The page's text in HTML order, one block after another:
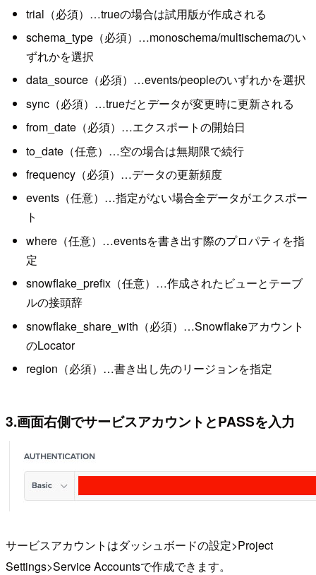
trial（必須）…trueの場合は試用版が作成される
schema_type（必須）…monoschema/multischemaのい
ずれかを選択
data_source（必須）…events/peopleのいずれかを選択
sync（必須）…trueだとデータが変更時に更新される
from_date（必須）…エクスポートの開始日
to_date（任意）…空の場合は無期限で続行
frequency（必須）…データの更新頻度
events（任意）…指定がない場合全データがエクスポー
ト
where（任意）…eventsを書き出す際のプロパティを指
定
snowflake_prefix（任意）…作成されたビューとテーブ
ルの接頭辞
snowflake_share_with（必須）…Snowflakeアカウント
のLocator
region（必須）…書き出し先のリージョンを指定
3.画面右側でサービスアカウントとPASSを入力
サービスアカウントはダッシュボードの設定>Project
Settings>Service Accountsで作成できます。